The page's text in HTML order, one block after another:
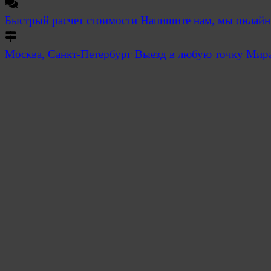
Быстрый расчет стоимости Напишите нам, мы онлайн
Москва, Санкт-Петербург Выезд в любую точку